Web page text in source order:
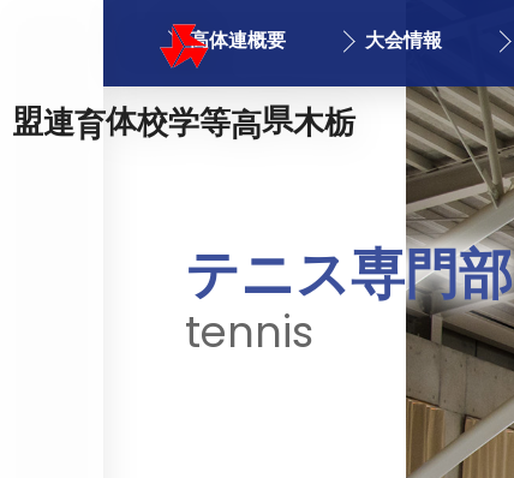
高体連概要 大会情報
テニス専門部
tennis